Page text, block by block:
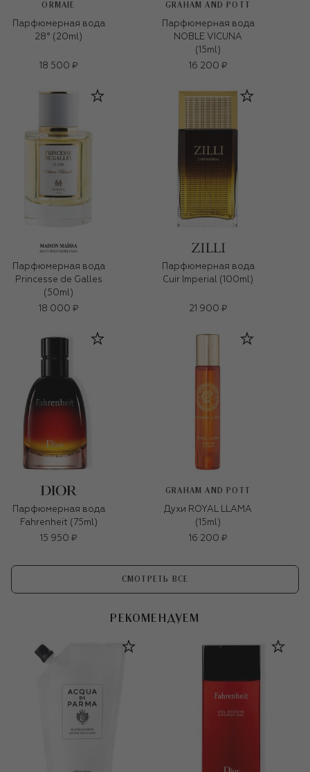
ORMAIE
Парфюмерная вода
28° (20ml)
18 500 ₽
GRAHAM AND POTT
Парфюмерная вода
NOBLE VICUNA
(15ml)
16 200 ₽
Парфюмерная вода
Princesse de Galles
(50ml)
18 000 ₽
Парфюмерная вода
Cuir Imperial (100ml)
21 900 ₽
Парфюмерная вода
Fahrenheit (75ml)
15 950 ₽
GRAHAM AND POTT
Духи ROYAL LLAMA
(15ml)
16 200 ₽
СМОТРЕТЬ ВСЕ
РЕКОМЕНДУЕМ